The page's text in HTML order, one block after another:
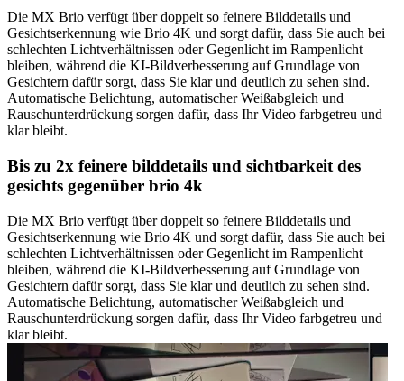
Die MX Brio verfügt über doppelt so feinere Bilddetails und
Gesichtserkennung wie Brio 4K und sorgt dafür, dass Sie auch bei
schlechten Lichtverhältnissen oder Gegenlicht im Rampenlicht
bleiben, während die KI-Bildverbesserung auf Grundlage von
Gesichtern dafür sorgt, dass Sie klar und deutlich zu sehen sind.
Automatische Belichtung, automatischer Weißabgleich und
Rauschunterdrückung sorgen dafür, dass Ihr Video farbgetreu und
klar bleibt.
Bis zu 2x feinere bilddetails und sichtbarkeit des
gesichts gegenüber brio 4k
Die MX Brio verfügt über doppelt so feinere Bilddetails und
Gesichtserkennung wie Brio 4K und sorgt dafür, dass Sie auch bei
schlechten Lichtverhältnissen oder Gegenlicht im Rampenlicht
bleiben, während die KI-Bildverbesserung auf Grundlage von
Gesichtern dafür sorgt, dass Sie klar und deutlich zu sehen sind.
Automatische Belichtung, automatischer Weißabgleich und
Rauschunterdrückung sorgen dafür, dass Ihr Video farbgetreu und
klar bleibt.